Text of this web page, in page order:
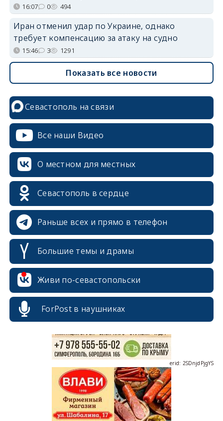
16:07 0 494
Иран отменил удар по Украине, однако
требует компенсацию за атаку на судно
15:46 3 1291
Показать все новости
Севастополь на связи
Все наши Видео
О местном для местных
Севастополь в сердце
Раньше всех и прямо в телефон
Большие темы и драмы
Живи по-севастопольски
ForPost в наушниках
erid: 2SDnjcrDNw6
erid: 2SDnjdvhGXG